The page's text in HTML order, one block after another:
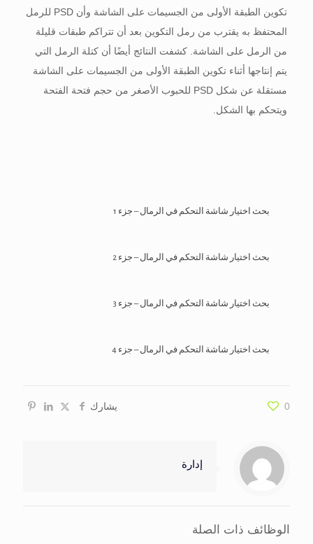
تكوين الطبقة الأولى من الجسيمات على الشاشة وأن PSD للرمل
المحتفظ به يقترب من رمل التكوين بعد أن تتراكم طبقات قليلة
من الرمل على الشاشة. كشفت النتائج أيضًا أن كتلة الرمل التي
يتم إنتاجها أثناء تكوين الطبقة الأولى من الجسيمات على الشاشة
مستقلة عن شكل PSD للحبوب الأصغر من حجم فتحة الفتحة
ويتحكم بها الشكل.
بحث اختيار شاشة التحكم في الرمال – جزء 1
بحث اختيار شاشة التحكم في الرمال – جزء 2
بحث اختيار شاشة التحكم في الرمال – جزء 3
بحث اختيار شاشة التحكم في الرمال – جزء 4
يشارك 0
إدارة
الوظائف ذات الصلة